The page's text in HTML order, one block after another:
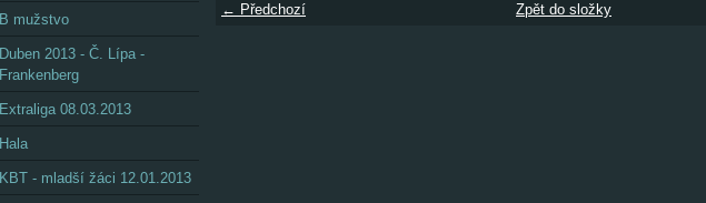
← Předchozí Zpět do složky
B mužstvo
Duben 2013 - Č. Lípa -
Frankenberg
Extraliga 08.03.2013
Hala
KBT - mladší žáci 12.01.2013